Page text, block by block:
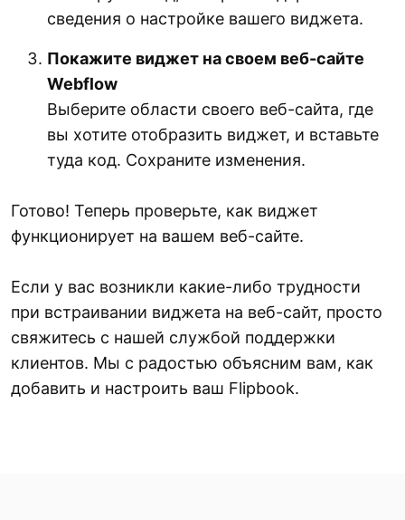
сведения о настройке вашего виджета.
Покажите виджет на своем веб-сайте
Webflow
Выберите области своего веб-сайта, где
вы хотите отобразить виджет, и вставьте
туда код. Сохраните изменения.
Готово! Теперь проверьте, как виджет
функционирует на вашем веб-сайте.
Если у вас возникли какие-либо трудности
при встраивании виджета на веб-сайт, просто
свяжитесь с нашей службой поддержки
клиентов. Мы с радостью объясним вам, как
добавить и настроить ваш Flipbook.